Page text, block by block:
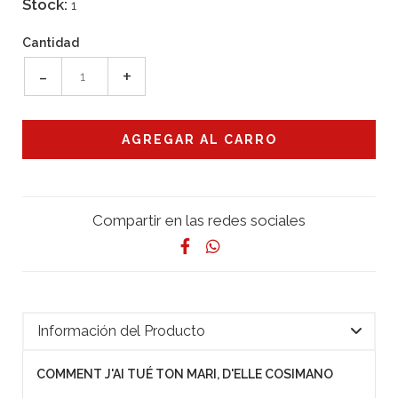
Stock: 1
Cantidad
- +
Compartir en las redes sociales
Información del Producto
COMMENT J'AI TUÉ TON MARI, D'ELLE COSIMANO